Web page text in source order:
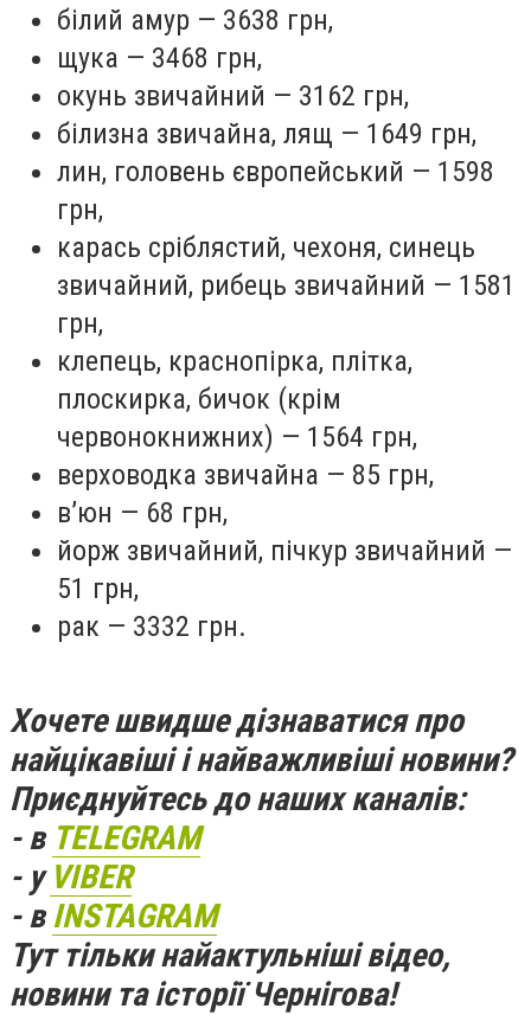
білий амур — 3638 грн,
щука — 3468 грн,
окунь звичайний — 3162 грн,
білизна звичайна, лящ — 1649 грн,
лин, головень європейський — 1598
грн,
карась сріблястий, чехоня, синець
звичайний, рибець звичайний — 1581
грн,
клепець, краснопірка, плітка,
плоскирка, бичок (крім
червонокнижних) — 1564 грн,
верховодка звичайна — 85 грн,
в’юн — 68 грн,
йорж звичайний, пічкур звичайний —
51 грн,
рак — 3332 грн.
Хочете швидше дізнаватися про
найцікавіші і найважливіші новини?
Приєднуйтесь до наших каналів:
- в TELEGRAM
- у VIBER
- вINSTAGRAM
Тут тільки найактульніші відео,
новини та історії Чернігова!